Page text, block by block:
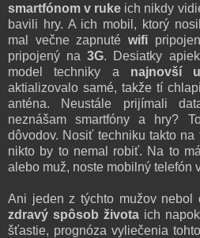
smartfónom v ruke ich nikdy
bavili hry. A ich mobil, ktorý
mal večne zapnutéwifi
pripojený na3G. Desiatky
model techniky a najnovší
aktializovalo samé, takže tí
anténa. Neustále prijímali
neznášam smartfóny a hry?
dôvodov. Nosiť techniku takto
nikto by to nemal robiť. Na to
alebo muž, noste mobilný telefón
Ani jeden z týchto mužov nebol
zdravý spôsob života ich
šťastie, prognóza vyliečenia